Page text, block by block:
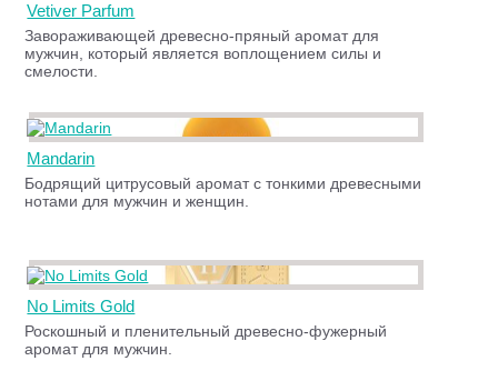
Vetiver Parfum
Завораживающей древесно-пряный аромат для
мужчин, который является воплощением силы и
смелости.
Mandarin
Бодрящий цитрусовый аромат с тонкими древесными
нотами для мужчин и женщин.
No Limits Gold
Роскошный и пленительный древесно-фужерный
аромат для мужчин.